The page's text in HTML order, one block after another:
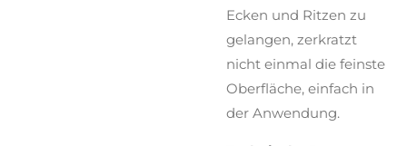
Ecken und Ritzen zu
gelangen, zerkratzt
nicht einmal die feinste
Oberfläche, einfach in
der Anwendung.